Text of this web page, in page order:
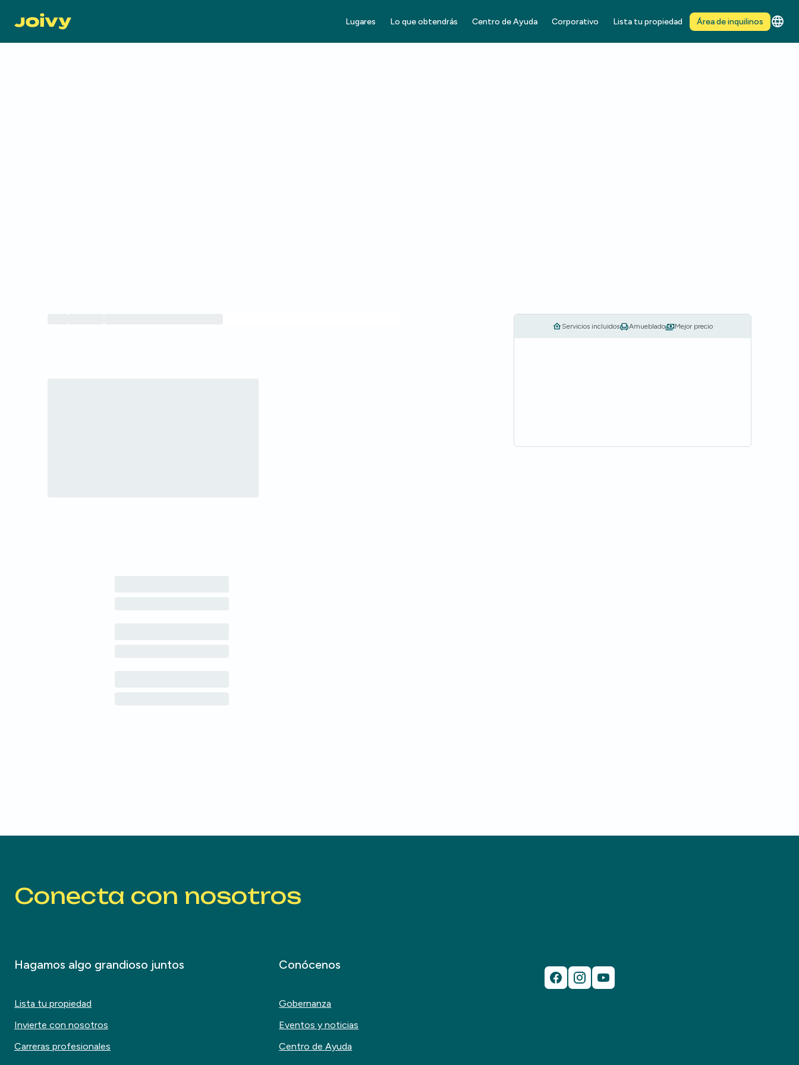
Lugares Lo que obtendrás Centro de Ayuda Corporativo Lista tu propiedad Área de inquilinos
Servicios incluidos Amueblado Mejor precio
Conecta con nosotros
Hagamos algo grandioso juntos
Lista tu propiedad
Invierte con nosotros
Carreras profesionales
Conócenos
Gobernanza
Eventos y noticias
Centro de Ayuda